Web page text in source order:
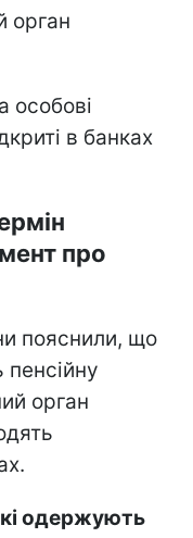
орган
особові
в банках
про
пояснили, що
пенсійну
орган
одержують